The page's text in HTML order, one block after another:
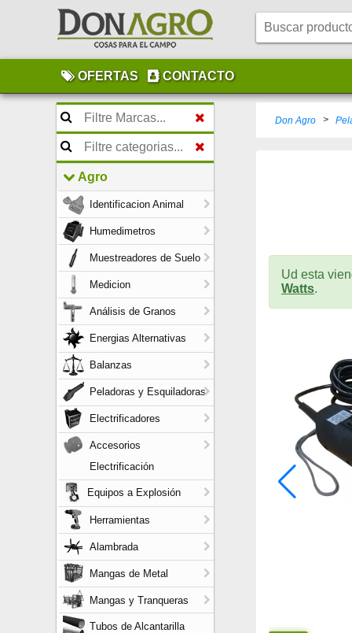
OFERTAS CONTACTO
Agro
Identificacion Animal
Humedimetros
Muestreadores de Suelo
Medicion
Análisis de Granos
Energias Alternativas
Balanzas
Peladoras y Esquiladoras
Electrificadores
Accesorios
Electrificación
Equipos a Explosión
Herramientas
Alambrada
Mangas de Metal
Mangas y Tranqueras
Tubos de Alcantarilla
Don Agro >
Ud esta
Watts.